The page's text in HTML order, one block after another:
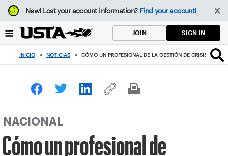
Enfoque
desde
botón
volver
principio
New!Lost your account information? Find your account!
JOIN SIGN IN
INICIO > NOTICIAS > CÓMO UN PROFESIONAL DE LA GESTIÓN DE CRISIS SE
NACIONAL
Cómo un profesional de